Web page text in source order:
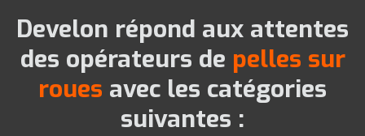
Develon répond aux attentes
des opérateurs de pelles sur
roues avec les catégories
suivantes :